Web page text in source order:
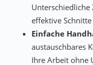
effektive
Einfache
austauschbares
Ihre Arbeit ohne